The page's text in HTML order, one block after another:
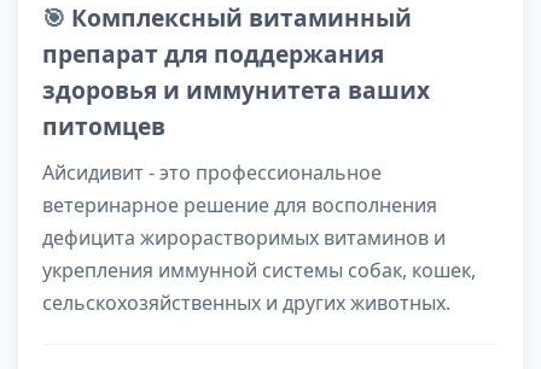
🎯 Комплексный витаминный
препарат для поддержания
здоровья и иммунитета ваших
питомцев
Айсидивит - это профессиональное
ветеринарное решение для восполнения
дефицита жирорастворимых витаминов и
укрепления иммунной системы собак, кошек,
сельскохозяйственных и других животных.